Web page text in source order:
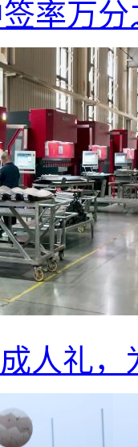
率万
人礼